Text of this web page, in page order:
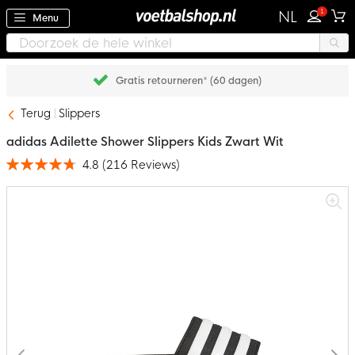
Menu NL 1
Gratis retourneren* (60 dagen)
Terug Slippers
adidas Adilette Shower Slippers Kids Zwart Wit
Waardering: 4.8 (216 Reviews)